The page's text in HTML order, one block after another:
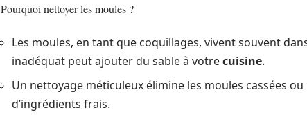
Pourquoi nettoyer les moules ?
Les moules, en tant que coquillages, vivent souvent
inadéquat peut ajouter du sable à votrecuisine.
Un nettoyage méticuleux élimine les moules cassées
d’ingrédients frais.